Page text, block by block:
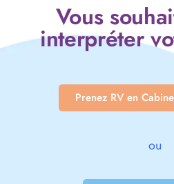
Vous
interpréter
Prenez RV en
ou